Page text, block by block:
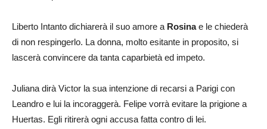
Liberto Intanto dichiarerà il suo amore a Rosinae le chiederà
di non respingerlo. La donna, molto esitante in proposito, si
lascerà convincere da tanta caparbietà ed impeto.
Juliana dirà Victor la sua intenzione di recarsi a Parigi con
Leandro e lui la incoraggerà. Felipe vorrà evitare la prigione a
Huertas. Egli ritirerà ogni accusa fatta contro di lei.